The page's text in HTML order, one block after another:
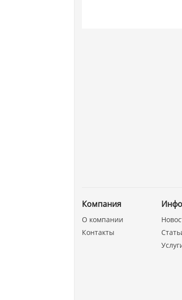
Компания
О компании
Контакты